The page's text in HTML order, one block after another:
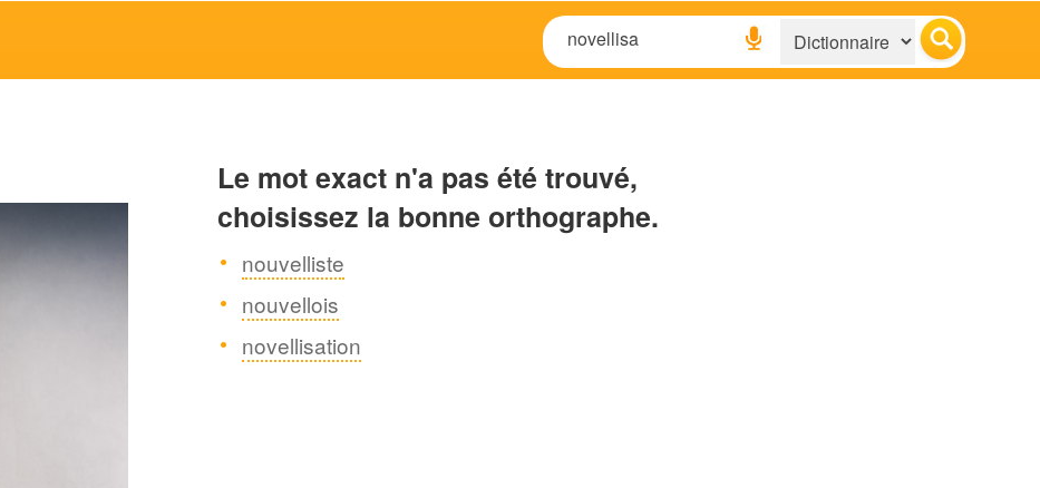
Le mot exact n'a pas été trouvé,
choisissez la bonne orthographe.
nouvelliste
nouvellois
novellisation